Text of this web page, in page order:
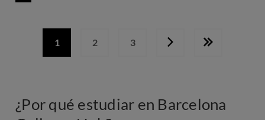
Página
actual
1 Página
2 Página
3
SiguienteÚltima
¿Por qué estudiar en Barcelona